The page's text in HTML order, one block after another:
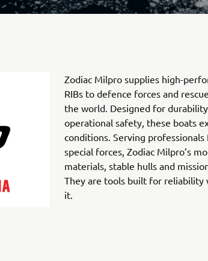
Zodiac Milpro supplies high-
RIBs to defence forces and
the world. Designed for
operational safety, these boats
conditions. Serving
special forces, Zodiac Milpro’s
materials, stable hulls and
They are tools built for reliability
it.